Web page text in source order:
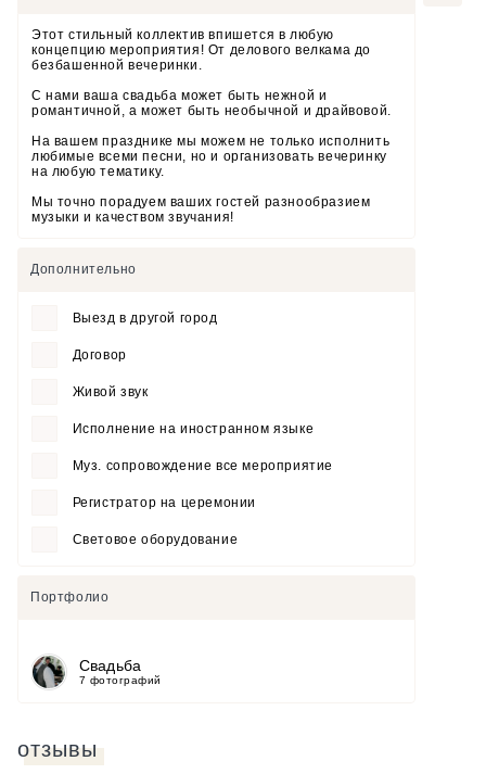
Этот стильный коллектив впишется в любую
концепцию мероприятия! От делового велкама до
безбашенной вечеринки.
С нами ваша свадьба может быть нежной и
романтичной, а может быть необычной и драйвовой.
На вашем празднике мы можем не только исполнить
любимые всеми песни, но и организовать вечеринку
на любую тематику.
Мы точно порадуем ваших гостей разнообразием
музыки и качеством звучания!
Дополнительно
Выезд в другой город
Договор
Живой звук
Исполнение на иностранном языке
Муз. сопровождение все мероприятие
Регистратор на церемонии
Световое оборудование
Портфолио
Свадьба
7 фотографий
отзывы